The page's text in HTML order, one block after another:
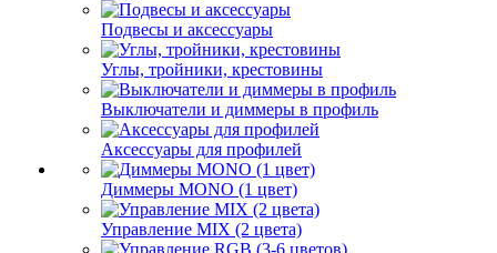
Подвесы и аксессуары
Углы, тройники, крестовины
Выключатели и диммеры в профиль
Аксессуары для профилей
Диммеры MONO (1 цвет)
Управление MIX (2 цвета)